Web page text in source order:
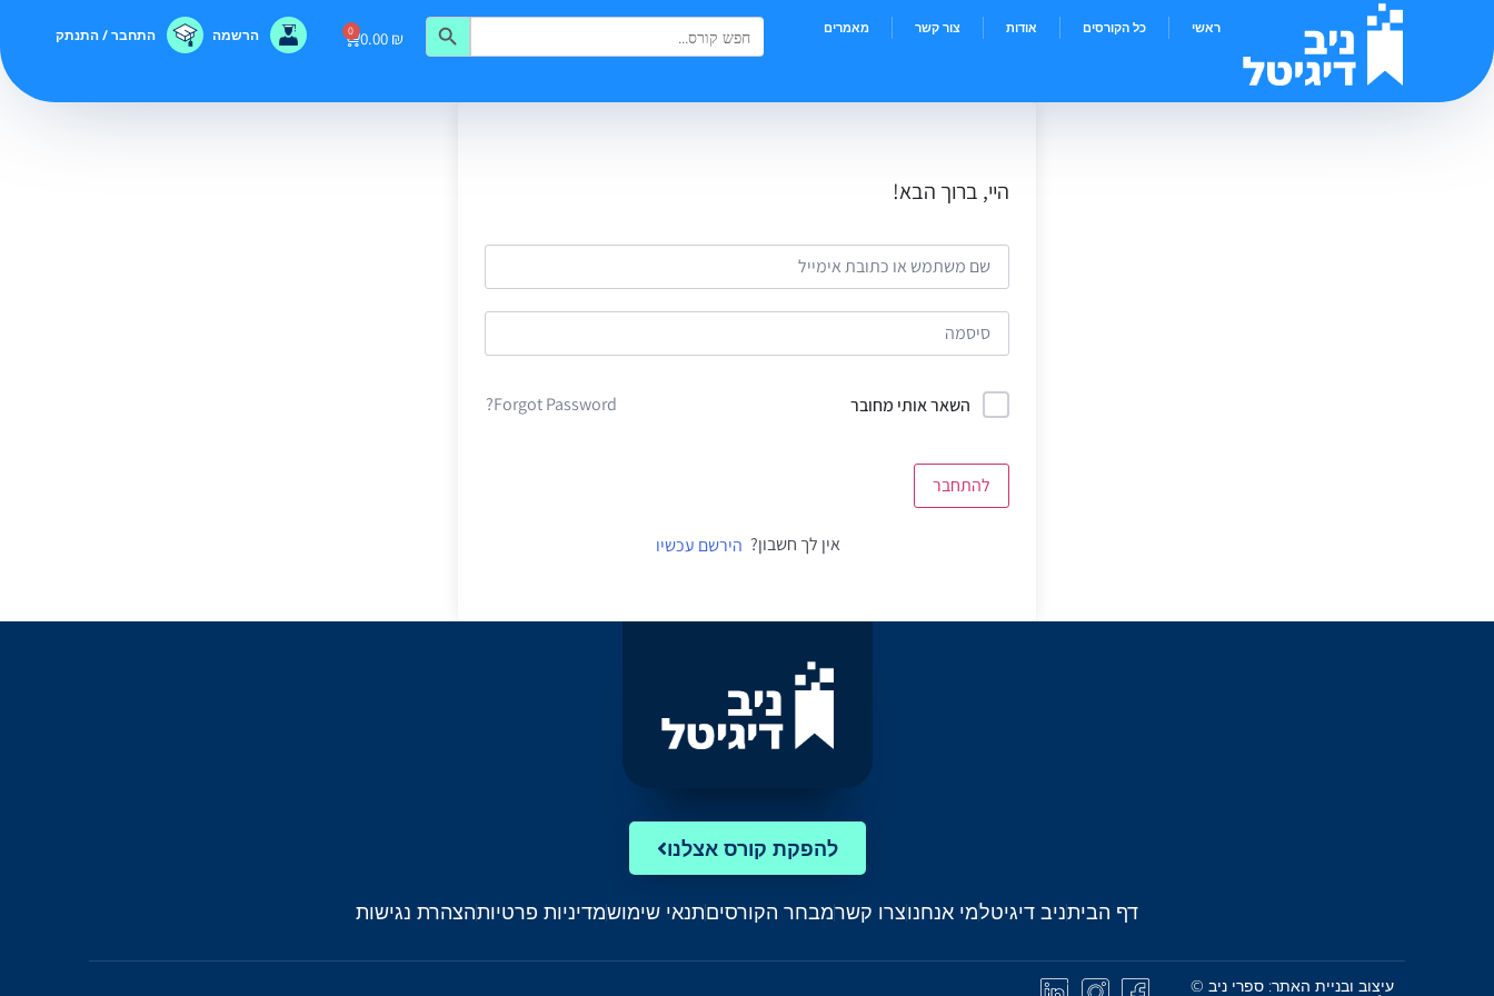
ראשי כל הקורסים אודות צור קשר מאמרים Search
for:
Search Button
0.00 ₪
0 הרשמה התחבר / התנתק
היי, ברוך הבא!
השאר אותי מחובר Forgot Password?
להתחבר
אין לך חשבון? הירשם עכשיו
להפקת קורס אצלנו
דף הביתניב דיגיטלמי אנחנוצרו קשרמבחר הקורסיםתנאי שימושמדיניות פרטיותהצהרת נגישות
עיצוב ובניית האתר: ספרי ניב ©